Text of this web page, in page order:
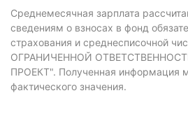
Среднемесячная зарплата
сведениям о взносах в фонд
страхования и среднесписочной
ОГРАНИЧЕННОЙ
ПРОЕКТ". Полученная информация
фактического значения.